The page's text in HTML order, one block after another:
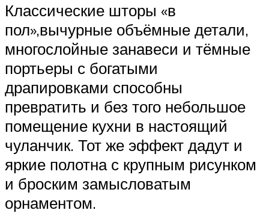
Классические шторы «в
пол»,вычурные объёмные детали,
многослойные занавеси и тёмные
портьеры с богатыми
драпировками способны
превратить и без того небольшое
помещение кухни в настоящий
чуланчик. Тот же эффект дадут и
яркие полотна с крупным рисунком
и броским замысловатым
орнаментом.